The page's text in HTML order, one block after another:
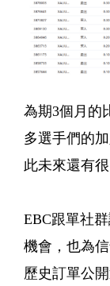
為期3個月的
多選手們的
此未來還有
EBC跟單社
機會，也為
歷史訂單公